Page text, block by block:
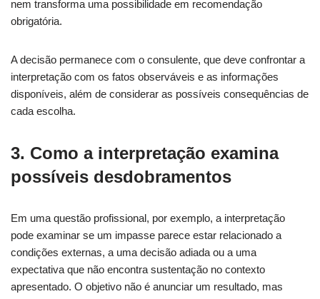
nem transforma uma possibilidade em recomendação
obrigatória.
A decisão permanece com o consulente, que deve confrontar a
interpretação com os fatos observáveis e as informações
disponíveis, além de considerar as possíveis consequências de
cada escolha.
3. Como a interpretação examina
possíveis desdobramentos
Em uma questão profissional, por exemplo, a interpretação
pode examinar se um impasse parece estar relacionado a
condições externas, a uma decisão adiada ou a uma
expectativa que não encontra sustentação no contexto
apresentado. O objetivo não é anunciar um resultado, mas